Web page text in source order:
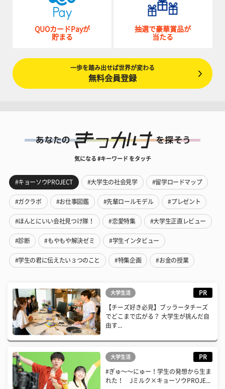
QUOカードPayが
貯まる
抽選で豪華賞品が
当たる
一歩を踏み出せば世界が変わる
無料会員登録
気になる #キーワード をタッチ
#キョーソウPROJECT #大学生の社会見学 #留学ロードマップ
#ガクラボ #お仕事図鑑 #先輩ロールモデル #プレゼント
#ほんとにいい会社見つけ隊！ #恋愛特集 #大学生正直レビュー
#診断 #もやもや解決ゼミ #学生インタビュー
#学生の君に伝えたい３つのこと #特集企画 #お金の授業
大学生活 PR
【チーズ好き必見】ブッラータチーズ
でどこまで広がる？ 大学生が挑んだ自
由す...
大学生活 PR
#ぎゅ〜〜にゅー！学生の発想から生ま
れた！ Jミルク×キョーソウPROJE...